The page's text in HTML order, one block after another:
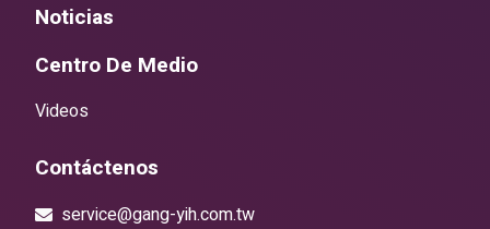
Noticias
Centro De Medio
Videos
Contáctenos
service@gang-yih.com.tw